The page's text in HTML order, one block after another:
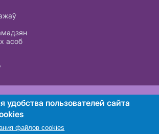
асоб
УНП 101007741
удобства пользователей сайта
файлов cookies